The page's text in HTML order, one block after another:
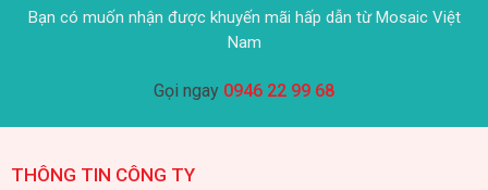
Bạn có muốn nhận được khuyến mãi hấp dẫn từ Mosaic Việt
Nam
Gọi ngay 0946 22 99 68
THÔNG TIN CÔNG TY